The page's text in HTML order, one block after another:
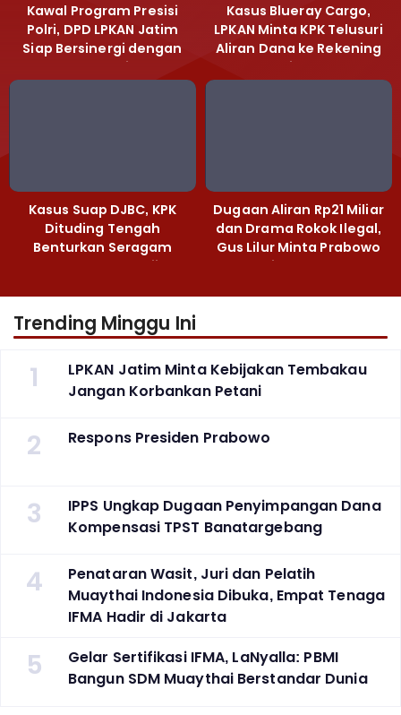
Kawal Program Presisi
Polri, DPD LPKAN Jatim
Siap Bersinergi dengan
Polda Jatim
Kasus Blueray Cargo,
LPKAN Minta KPK Telusuri
Aliran Dana ke Rekening
Heri Black
Kasus Suap DJBC, KPK
Dituding Tengah
Benturkan Seragam
Cokelat dengan Hijau
Dugaan Aliran Rp21 Miliar
dan Drama Rokok Ilegal,
Gus Lilur Minta Prabowo
Bertindak Tegas
Trending Minggu Ini
1
LPKAN Jatim Minta Kebijakan Tembakau
Jangan Korbankan Petani
2 Respons Presiden Prabowo
3
IPPS Ungkap Dugaan Penyimpangan Dana
Kompensasi TPST Banatargebang
4
Penataran Wasit, Juri dan Pelatih
Muaythai Indonesia Dibuka, Empat Tenaga
IFMA Hadir di Jakarta
5
Gelar Sertifikasi IFMA, LaNyalla: PBMI
Bangun SDM Muaythai Berstandar Dunia